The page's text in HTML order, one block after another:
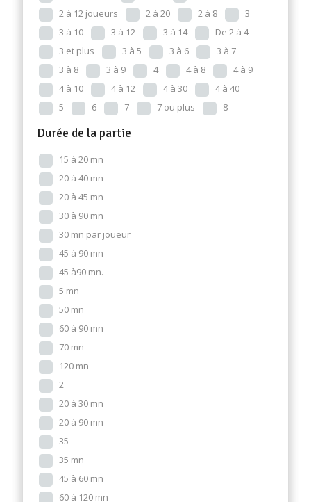
2 à 12 joueurs
2 à 20 2 à 8
3
3 à 10
3 à 12 3 à 14
De 2 à 4
3 et plus
3 à 5 3 à 6
3 à 7
3 à 8
3 à 9 4 4 à 8
4 à 9
4 à 10
4 à 12 4 à 30
4 à 40
5
6 7 7 ou plus 8
Durée de la partie
15 à 20 mn
20 à 40 mn
20 à 45 mn
30 à 90 mn
30 mn par joueur
45 à 90 mn
45 à90 mn.
5 mn
50 mn
60 à 90 mn
70 mn
120 mn
2
20 à 30 mn
20 à 90 mn
35
35 mn
45 à 60 mn
60 à 120 mn